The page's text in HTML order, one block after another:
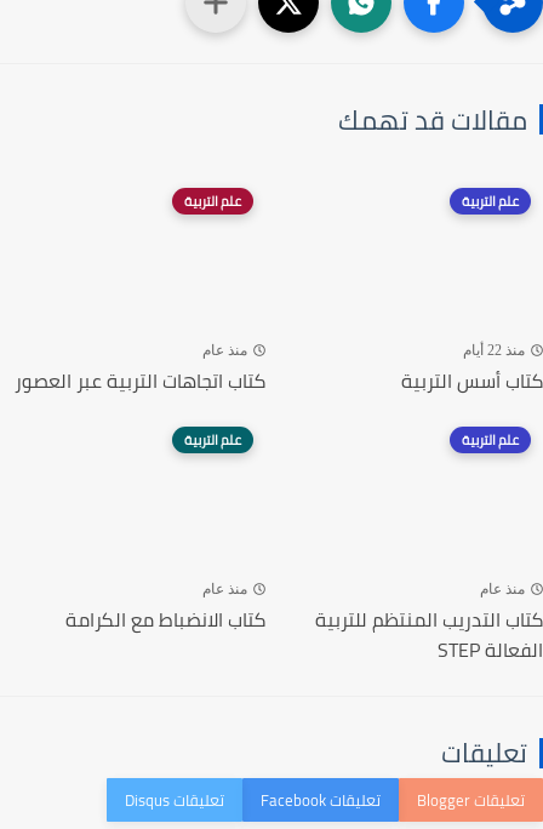
مقالات قد تهمك
علم التربية
منذ 22 أيام
كتاب أسس التربية
علم التربية
منذ عام
كتاب اتجاهات التربية عبر العصور
علم التربية
منذ عام
كتاب التدريب المنتظم للتربية
الفعالة STEP
علم التربية
منذ عام
كتاب الانضباط مع الكرامة
تعليقات